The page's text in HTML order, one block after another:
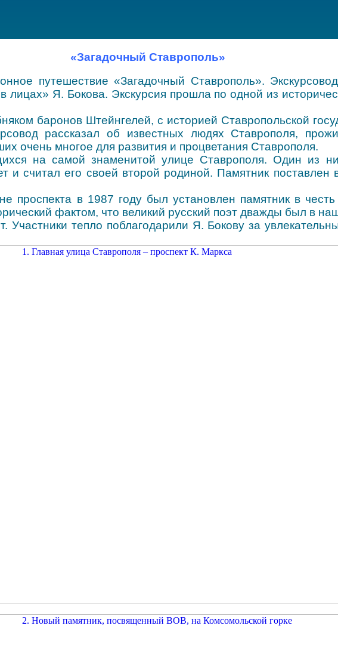
«Загадочный Ставрополь»
путешествие «Загадочный Ставрополь».
лицах» Я. Бокова. Экскурсия прошла по одной из
баронов Штейнгелей, с историей Ставропольской
рассказал об известных людях Ставрополя,
очень многое для развития и процветания Ставрополя.
на самой знаменитой улице Ставрополя. Один из
и считал его своей второй родиной. Памятник поставлен
проспекта в 1987 году был установлен памятник в
фактом, что великий русский поэт дважды был в
Участники тепло поблагодарили Я. Бокову за